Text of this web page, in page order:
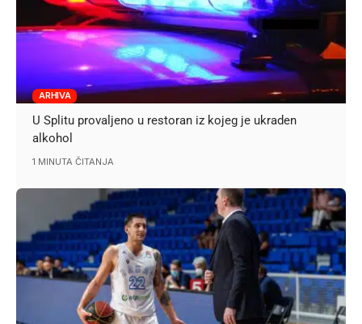
ARHIVA
U Splitu provaljeno u restoran iz kojeg je ukraden
alkohol
1 MINUTA ČITANJA